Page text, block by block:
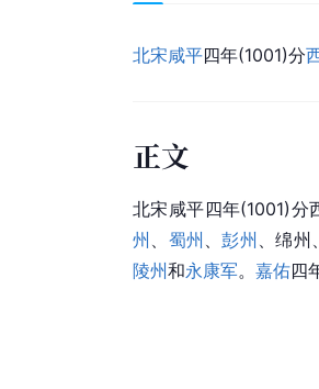
北宋咸平四年(1001)分
正文
北宋咸平四年(1001)分
州
蜀州 、彭州
、绵州
陵州和永康军。 嘉佑四